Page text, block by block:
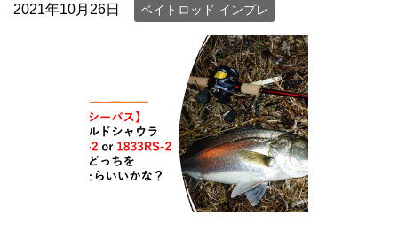
2021年10月26日 ベイトロッド インプレ